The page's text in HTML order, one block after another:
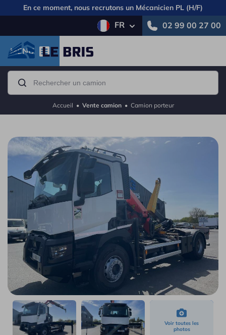
En ce moment, nous recrutons un Mécanicien PL (H/F)
FR 02 99 00 27 00
MENU
Accueil • Vente camion• Camion porteur